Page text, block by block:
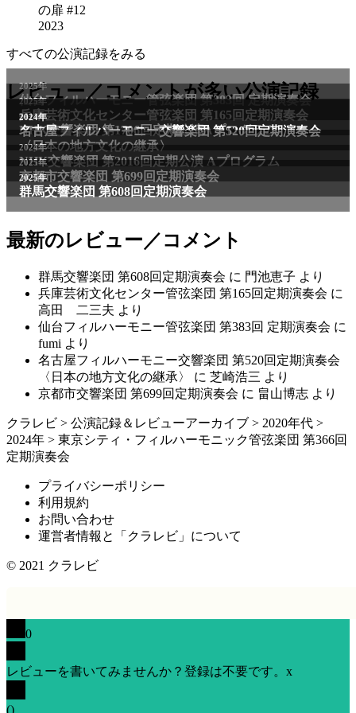
の扉 #12
2023
すべての公演記録をみる
レビュー／コメントが多い公演記録
2025年
仙台フィルハーモニー管弦楽団 第383回 定期演奏会
2025年
兵庫芸術文化センター管弦楽団 第165回定期演奏会
2011年
NHK交響楽団 第1706回定期公演Aプログラム
2024年
名古屋フィルハーモニー交響楽団 第520回定期演奏会
〈日本の地方文化の継承〉
2024年
NHK交響楽団 第2016回定期公演 Aプログラム
2025年
京都市交響楽団 第699回定期演奏会
2025年
群馬交響楽団 第608回定期演奏会
最新のレビュー／コメント
群馬交響楽団 第608回定期演奏会 に 門池恵子 より
兵庫芸術文化センター管弦楽団 第165回定期演奏会 に
高田 二三夫 より
仙台フィルハーモニー管弦楽団 第383回 定期演奏会 に
fumi より
名古屋フィルハーモニー交響楽団 第520回定期演奏会
〈日本の地方文化の継承〉
に 芝崎浩三 より
京都市交響楽団 第699回定期演奏会 に 畠山博志 より
クラレビ > 公演記録＆レビューアーカイブ > 2020年代 >
2024年 > 東京シティ・フィルハーモニック管弦楽団 第366回
定期演奏会
プライバシーポリシー
利用規約
お問い合わせ
運営者情報と「クラレビ」について
© 2021 クラレビ
0
レビューを書いてみませんか？登録は不要です。 x
()